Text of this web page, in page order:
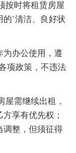
按时将租赁房屋
的`清洁、良好状
为办公使用，遵
项政策，不违法
屋需继续出租，
享有优先权；
调整，但须征得